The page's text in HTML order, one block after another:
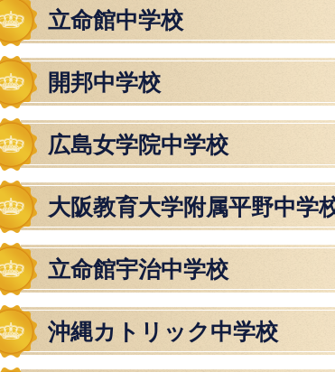
立命館中学校
開邦中学校
広島女学院中学校
大阪教育大学附属平野中学
立命館宇治中学校
沖縄カトリック中学校